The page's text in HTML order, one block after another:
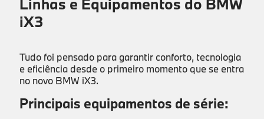
iX3
Tudo foi pensado para garantir conforto, tecnologia
e eficiência desde o primeiro momento que se entra
no novo BMW iX3.
Principais equipamentos de série: